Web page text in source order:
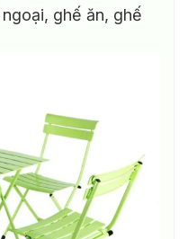
ghế ăn, ghế